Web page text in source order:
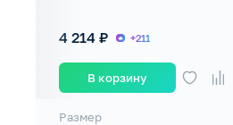
4 214 ₽ +211
В корзину
Размер